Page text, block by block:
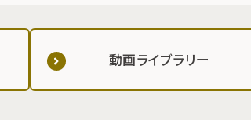
動画ライブラリー